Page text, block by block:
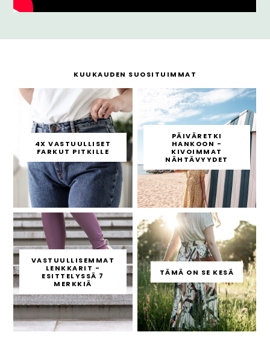
KUUKAUDEN SUOSITUIMMAT
4X VASTUULLISET
FARKUT PITKILLE
PÄIVÄRETKI
HANKOON -
KIVOIMMAT
NÄHTÄVYYDET
VASTUULLISEMMAT
LENKKARIT -
ESITTELYSSÄ 7
MERKKIÄ
TÄMÄ ON SE KESÄ